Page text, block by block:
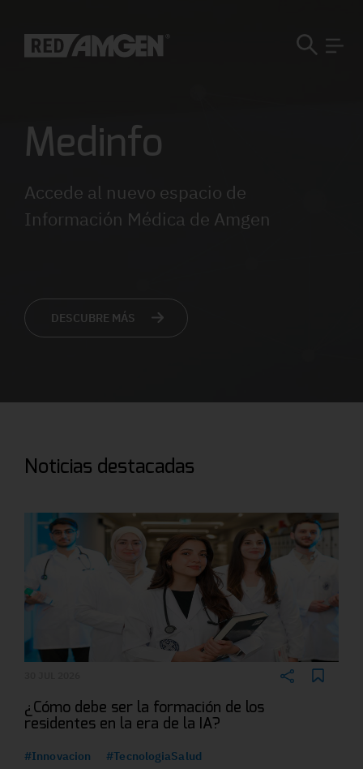
Medinfo
Accede al nuevo espacio de
Información Médica de Amgen
DESCUBRE MÁS
Noticias destacadas
¿Cómo debe ser la formación de los
residentes en la era de la IA?
#Innovacion
#TecnologiaSalud